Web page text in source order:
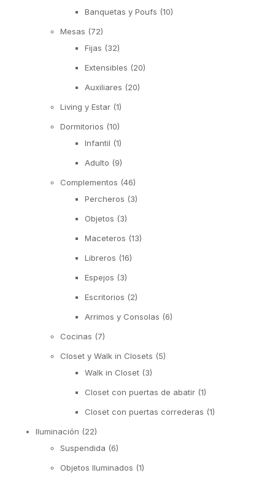
Banquetas y Poufs (10)
Mesas (72)
Fijas (32)
Extensibles (20)
Auxiliares (20)
Living y Estar (1)
Dormitorios (10)
Infantil (1)
Adulto (9)
Complementos (46)
Percheros (3)
Objetos (3)
Maceteros (13)
Libreros (16)
Espejos (3)
Escritorios (2)
Arrimos y Consolas (6)
Cocinas (7)
Closet y Walk in Closets (5)
Walk in Closet (3)
Closet con puertas de abatir (1)
Closet con puertas correderas (1)
Iluminación (22)
Suspendida (6)
Objetos Iluminados (1)